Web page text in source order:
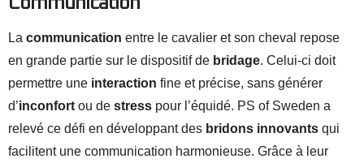
La communication entre le cavalier et son cheval repose
en grande partie sur le dispositif de bridage. Celui-ci doit
permettre une interaction fine et précise, sans générer
d’inconfort ou de stress pour l’équidé. PS of Sweden a
relevé ce défi en développant des bridons innovants qui
facilitent une communication harmonieuse. Grâce à leur